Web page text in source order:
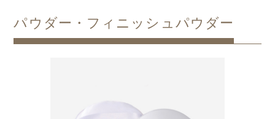
パウダー・フィニッシュパウダー